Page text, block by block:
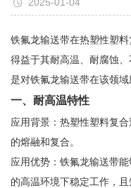
铁氟龙输送带在热塑性塑
得益于其耐高温、耐腐蚀
是对铁氟龙输送带在该领域
一、耐高温特性
应用背景：热塑性塑料复
的熔融和复合。
应用优势：铁氟龙输送带
的高温环境下稳定工作，